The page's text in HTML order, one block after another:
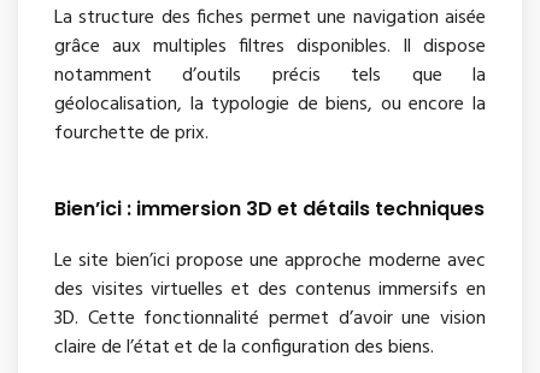
La structure des fiches permet une navigation aisée
grâce aux multiples filtres disponibles. Il dispose
notamment d’outils précis tels que la
géolocalisation, la typologie de biens, ou encore la
fourchette de prix.
Bien’ici : immersion 3D et détails techniques
Le site bien’ici propose une approche moderne avec
des visites virtuelles et des contenus immersifs en
3D. Cette fonctionnalité permet d’avoir une vision
claire de l’état et de la configuration des biens.